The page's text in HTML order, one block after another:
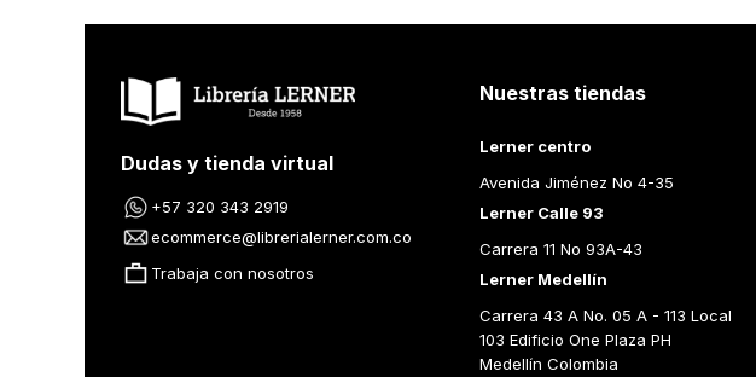
Dudas y tienda virtual
+57 320 343 2919
ecommerce@librerialerner.com.co
Trabaja con nosotros
Nuestras tiendas
Lerner centro
Avenida Jiménez No 4-35
Lerner Calle 93
Carrera 11 No 93A-43
Lerner Medellín
Carrera 43 A No. 05 A - 113 Local
103 Edificio One Plaza PH
Medellín Colombia